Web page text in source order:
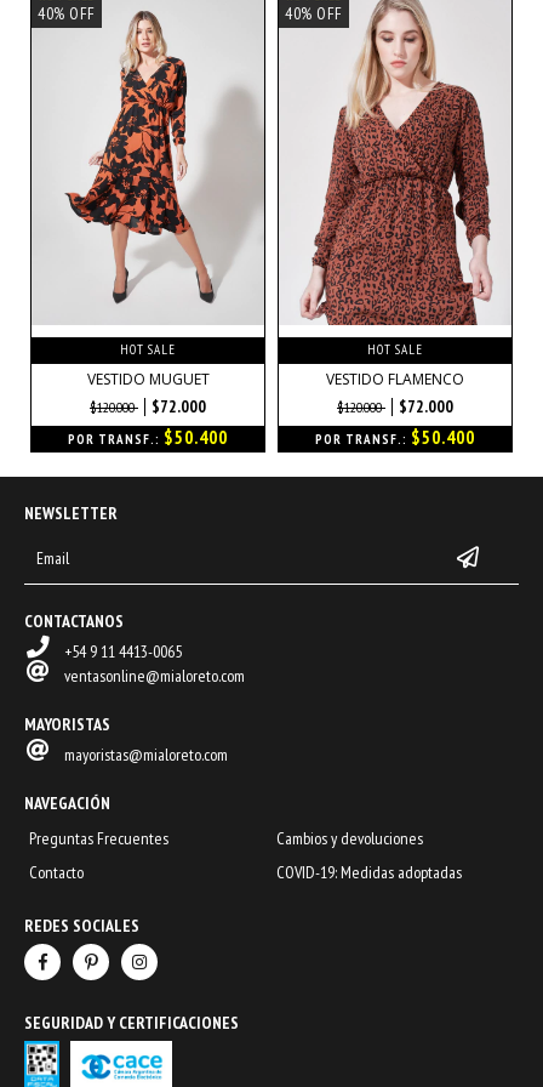
40% OFF
HOT SALE
VESTIDO MUGUET
$120.000 $72.000
POR TRANSF.: $50.400
40% OFF
HOT SALE
VESTIDO FLAMENCO
$120.000 $72.000
POR TRANSF.: $50.400
NEWSLETTER
CONTACTANOS
+54 9 11 4413-0065
ventasonline@mialoreto.com
MAYORISTAS
mayoristas@mialoreto.com
NAVEGACIÓN
Preguntas Frecuentes
Cambios y devoluciones
Contacto
COVID-19: Medidas adoptadas
REDES SOCIALES
SEGURIDAD Y CERTIFICACIONES